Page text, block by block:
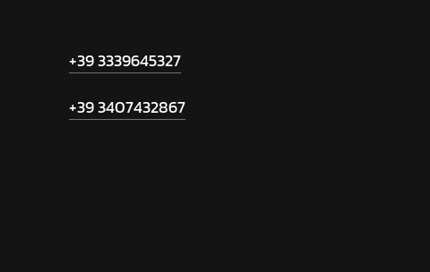
+39 3339645327
+39 3407432867